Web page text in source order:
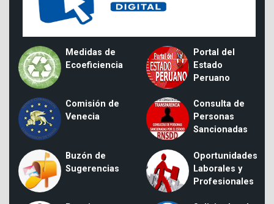
Medidas de
Ecoeficiencia
Portal del
Estado
Peruano
Comisión de
Venecia
Consulta de
Personas
Sancionadas
Buzón de
Sugerencias
Oportunidades
Laborales y
Profesionales